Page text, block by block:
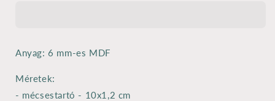
Anyag: 6 mm-es MDF
Méretek:
- mécsestartó - 10x1,2 cm